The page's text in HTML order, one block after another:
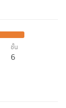
ชั้น
6